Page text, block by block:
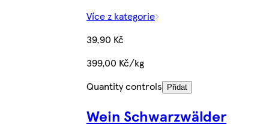
Více z kategorie
39,90 Kč
399,00 Kč/kg
Quantity controls
Přidat
Wein Schwarzwälder